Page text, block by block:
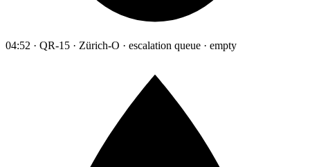
04:52 · QR-15 · Zürich-O · escalation queue · empty